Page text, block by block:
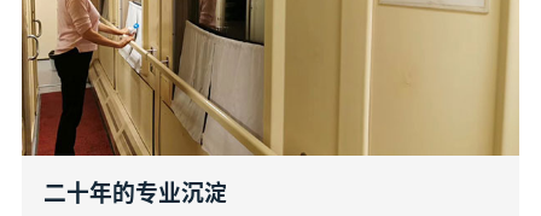
二十年的专业沉淀